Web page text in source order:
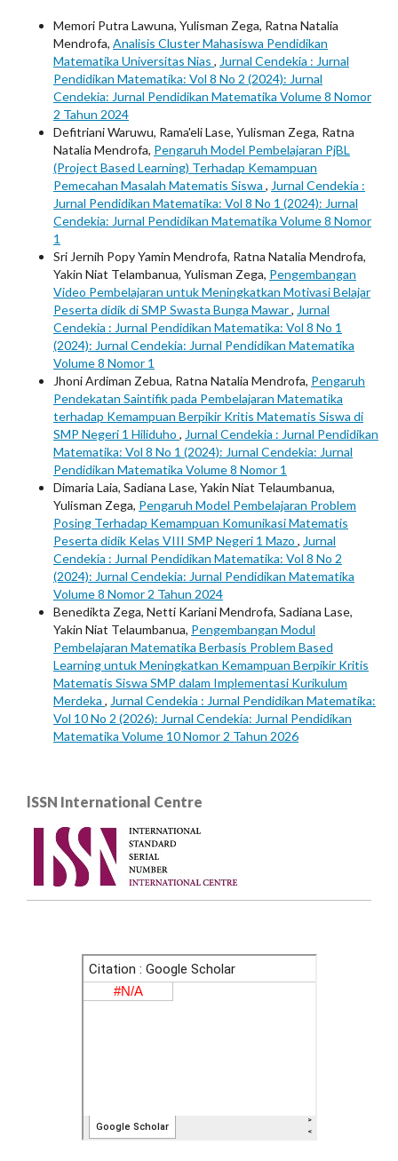
Memori Putra Lawuna, Yulisman Zega, Ratna Natalia
Mendrofa, Analisis Cluster Mahasiswa Pendidikan
Matematika Universitas Nias , Jurnal Cendekia : Jurnal
Pendidikan Matematika: Vol 8 No 2 (2024): Jurnal
Cendekia: Jurnal Pendidikan Matematika Volume 8 Nomor
2 Tahun 2024
Defitriani Waruwu, Rama'eli Lase, Yulisman Zega, Ratna
Natalia Mendrofa, Pengaruh Model Pembelajaran PjBL
(Project Based Learning) Terhadap Kemampuan
Pemecahan Masalah Matematis Siswa , Jurnal Cendekia :
Jurnal Pendidikan Matematika: Vol 8 No 1 (2024): Jurnal
Cendekia: Jurnal Pendidikan Matematika Volume 8 Nomor
1
Sri Jernih Popy Yamin Mendrofa, Ratna Natalia Mendrofa,
Yakin Niat Telambanua, Yulisman Zega, Pengembangan
Video Pembelajaran untuk Meningkatkan Motivasi Belajar
Peserta didik di SMP Swasta Bunga Mawar, Jurnal
Cendekia : Jurnal Pendidikan Matematika: Vol 8 No 1
(2024): Jurnal Cendekia: Jurnal Pendidikan Matematika
Volume 8 Nomor 1
Jhoni Ardiman Zebua, Ratna Natalia Mendrofa, Pengaruh
Pendekatan Saintifik pada Pembelajaran Matematika
terhadap Kemampuan Berpikir Kritis Matematis Siswa di
SMP Negeri 1 Hiliduho , Jurnal Cendekia : Jurnal Pendidikan
Matematika: Vol 8 No 1 (2024): Jurnal Cendekia: Jurnal
Pendidikan Matematika Volume 8 Nomor 1
Dimaria Laia, Sadiana Lase, Yakin Niat Telaumbanua,
Yulisman Zega, Pengaruh Model Pembelajaran Problem
Posing Terhadap Kemampuan Komunikasi Matematis
Peserta didik Kelas VIII SMP Negeri 1 Mazo , Jurnal
Cendekia : Jurnal Pendidikan Matematika: Vol 8 No 2
(2024): Jurnal Cendekia: Jurnal Pendidikan Matematika
Volume 8 Nomor 2 Tahun 2024
Benedikta Zega, Netti Kariani Mendrofa, Sadiana Lase,
Yakin Niat Telaumbanua, Pengembangan Modul
Pembelajaran Matematika Berbasis Problem Based
Learning untuk Meningkatkan Kemampuan Berpikir Kritis
Matematis Siswa SMP dalam Implementasi Kurikulum
Merdeka , Jurnal Cendekia : Jurnal Pendidikan Matematika:
Vol 10 No 2 (2026): Jurnal Cendekia: Jurnal Pendidikan
Matematika Volume 10 Nomor 2 Tahun 2026
lSSN International Centre